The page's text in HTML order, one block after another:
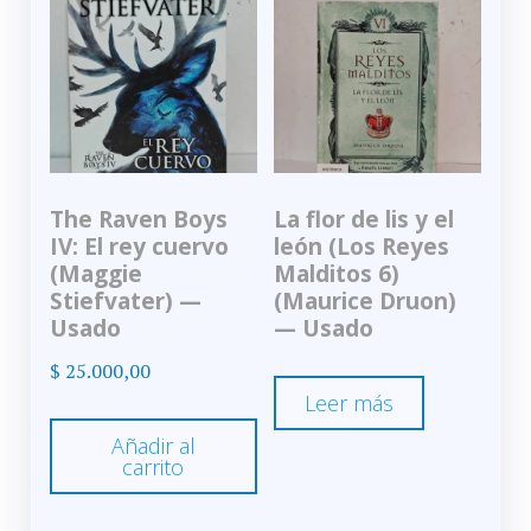
The Raven Boys
IV: El rey cuervo
(Maggie
Stiefvater) —
Usado
$ 25.000,00
Añadir al
carrito
La flor de lis y el
león (Los Reyes
Malditos 6)
(Maurice Druon)
— Usado
Leer más